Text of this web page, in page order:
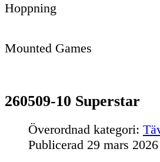
Hoppning
Mounted Games
260509-10 Superstar
Överordnad kategori:
Publicerad 29 mars 2026